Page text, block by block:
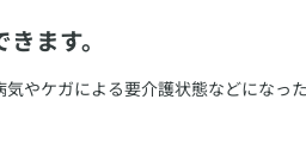
ます。
やケガによる要介護状態などになっ